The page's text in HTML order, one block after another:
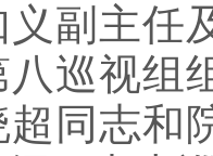
副主任
巡视组
同志和